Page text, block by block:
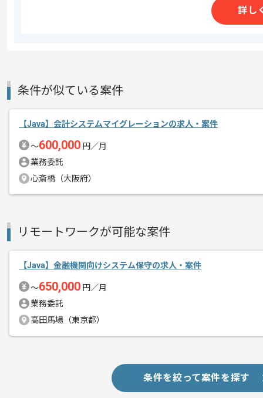
140時間〜200時間
その他募集要項
エージェントからのコ
※フルリモートでの作業も相談可能です
取引実績のある企業の案件です。
長期案件ですので腰を据えて作業され
詳し
条件が似ている案件
【Java】会計システムマイグレーションの求人・案件
〜600,000 円／月
業務委託
心斎橋（大阪府）
リモートワークが可能な案件
【Java】金融機関向けシステム保守の求人・案件
〜650,000 円／月
業務委託
高田馬場（東京都）
条件を絞って案件を探す